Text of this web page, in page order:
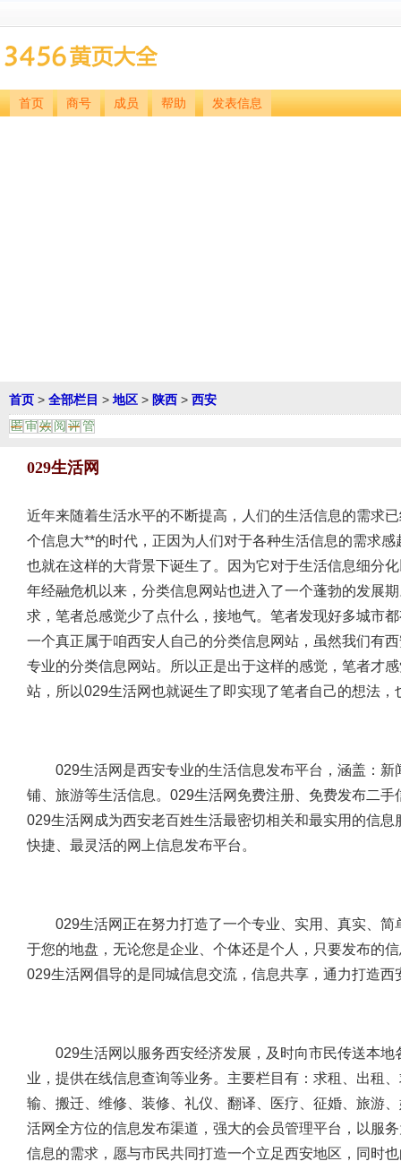
首页 商号 成员 帮助 发表信息
首页 > 全部栏目 > 地区 > 陕西 > 西安
匿 审 效 阅 评 管
029生活网
近年来随着生活水平的不断提高，人们的生活信息的需求
个信息大**的时代，正因为人们对于各种生活信息的需求
也就在这样的大背景下诞生了。因为它对于生活信息细分
年经融危机以来，分类信息网站也进入了一个蓬勃的发展
求，笔者总感觉少了点什么，接地气。笔者发现好多城市
一个真正属于咱西安人自己的分类信息网站，虽然我们有
专业的分类信息网站。所以正是出于这样的感觉，笔者才
站，所以029生活网也就诞生了即实现了笔者自己的想法
029生活网是西安专业的生活信息发布平台，涵盖：新
铺、旅游等生活信息。029生活网免费注册、免费发布二
029生活网成为西安老百姓生活最密切相关和最实用的信
快捷、最灵活的网上信息发布平台。
029生活网正在努力打造了一个专业、实用、真实、简
于您的地盘，无论您是企业、个体还是个人，只要发布的
029生活网倡导的是同城信息交流，信息共享，通力打造西
029生活网以服务西安经济发展，及时向市民传送本地
业，提供在线信息查询等业务。主要栏目有：求租、出租
输、搬迁、维修、装修、礼仪、翻译、医疗、征婚、旅游
活网全方位的信息发布渠道，强大的会员管理平台，以服
信息的需求，愿与市民共同打造一个立足西安地区，同时